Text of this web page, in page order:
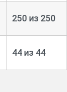
250 из 250
44 из 44